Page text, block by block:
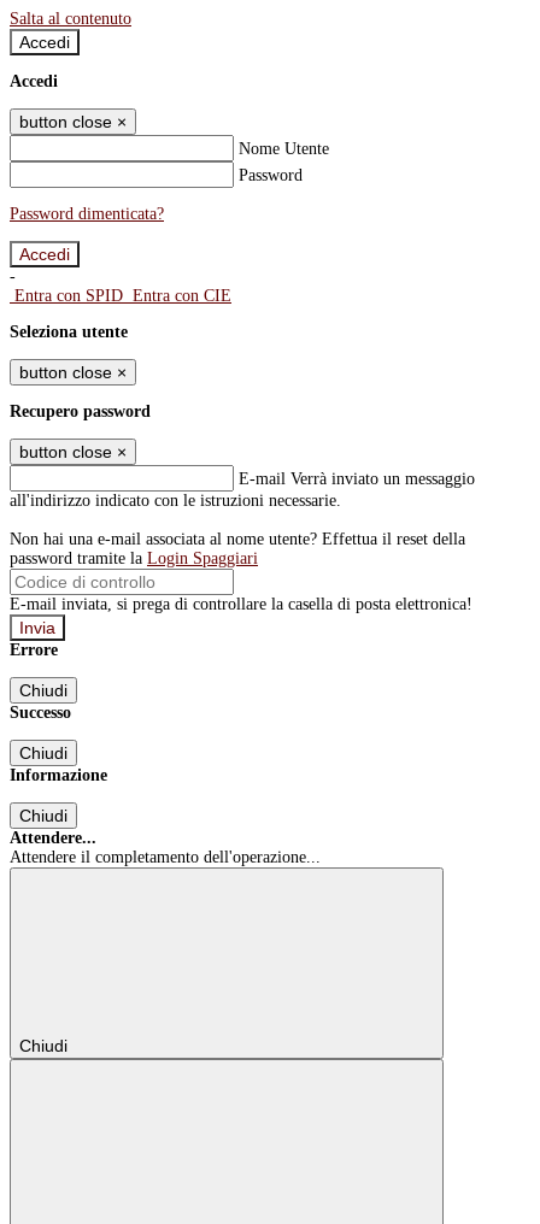
Salta al contenuto
Accedi
Accedi
button close ×
Nome Utente
Password
Password dimenticata?
-
Entra con SPID Entra con CIE
Seleziona utente
button close ×
Recupero password
button close ×
E-mail Verrà inviato un messaggio
all'indirizzo indicato con le istruzioni necessarie.
Non hai una e-mail associata al nome utente? Effettua il reset della
password tramite la Login Spaggiari
E-mail inviata, si prega di controllare la casella di posta elettronica!
Errore
Chiudi
Successo
Chiudi
Informazione
Chiudi
Attendere...
Attendere il completamento dell'operazione...
Chiudi